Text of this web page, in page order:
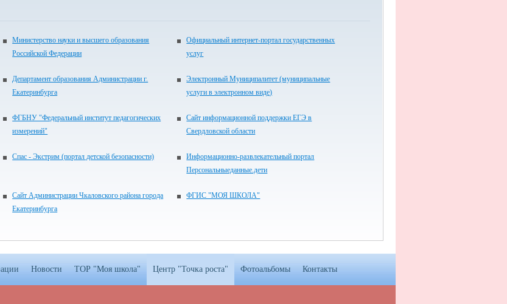
Министерство науки и высшего образования
Российской Федерации
Официальный интернет-портал государственных
услуг
Департамент образования Администрации г.
Екатеринбурга
Электронный Муниципалитет (муниципальные
услуги в электронном виде)
ФГБНУ "Федеральный институт педагогических
измерений"
Сайт информационной поддержки ЕГЭ в
Свердловской области
Спас - Экстрим (портал детской безопасности)
Информационно-развлекательный портал
Персональныеданные.дети
Сайт Администрации Чкаловского района города
Екатеринбурга
ФГИС "МОЯ ШКОЛА"
Новости ТОР "Моя школа" Центр "Точка роста" Фотоальбомы Контакты